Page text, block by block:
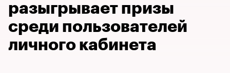
разыгрывает призы
среди пользователей
личного кабинета